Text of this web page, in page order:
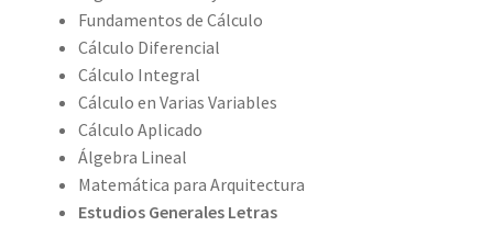
Fundamentos de Cálculo
Cálculo Diferencial
Cálculo Integral
Cálculo en Varias Variables
Cálculo Aplicado
Álgebra Lineal
Matemática para Arquitectura
Estudios Generales Letras